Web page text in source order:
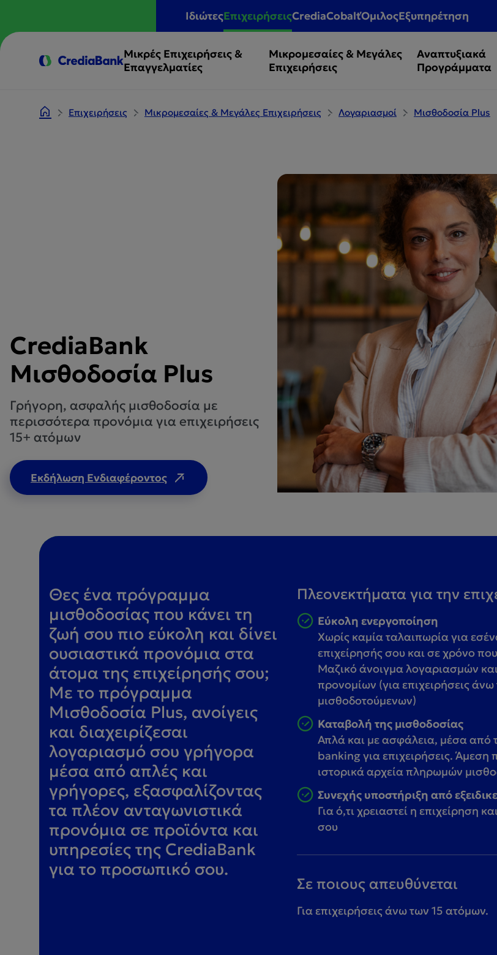
ΙδιώτεςΕπιχειρήσειςCrediaCobaltΌμιλοςΕξυπηρέτηση
Μικρές Επιχειρήσεις &
Επαγγελματίες
Μικρομεσαίες & Μεγάλες
Επιχειρήσεις
Αναπτυξιακά
Προγράμματα
Επιχειρήσεις Μικρομεσαίες & Μεγάλες Επιχειρήσεις Λογαριασμοί Μισθοδοσία Plus
CrediaBank
Μισθοδοσία Plus
Γρήγορη, ασφαλής μισθοδοσία με
περισσότερα προνόμια για eπιχειρήσεις
15+ ατόμων
Εκδήλωση Ενδιαφέροντος
Θες ένα πρόγραμμα
μισθοδοσίας που κάνει τη
ζωή σου πιο εύκολη και δίνει
ουσιαστικά προνόμια στα
άτομα της επιχείρησής σου;
Με το πρόγραμμα
Μισθοδοσία Plus, ανοίγεις
και διαχειρίζεσαι
λογαριασμό σου γρήγορα
μέσα από απλές και
γρήγορες, εξασφαλίζοντας
τα πλέον ανταγωνιστικά
προνόμια σε προϊόντα και
υπηρεσίες της CrediaBank
για το προσωπικό σου.
Πλεονεκτήματα για την
Εύκολη ενεργοποίηση
Χωρίς καμία ταλαιπωρία για
επιχείρησής σου και σε χρόνο
Μαζικό άνοιγμα λογαριασμών
προνομίων (για επιχειρήσεις
μισθοδοτούμενων)
Καταβολή της μισθοδοσίας
Απλά και με ασφάλεια, μέσα από
banking για επιχειρήσεις.
ιστορικά αρχεία πληρωμών
Συνεχής υποστήριξη από
Για ό,τι χρειαστεί η επιχείρηση
σου
Σε ποιους απευθύνεται
Για επιχειρήσεις άνω των 15 ατόμων.